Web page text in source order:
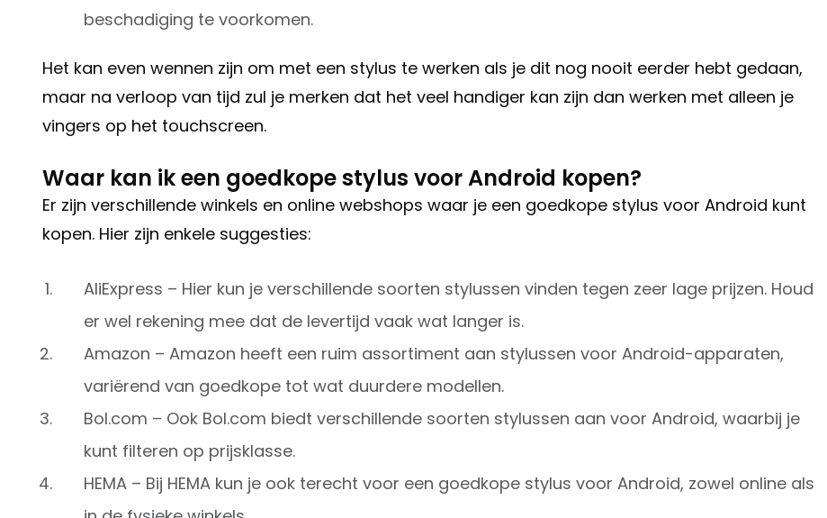
beschadiging te voorkomen.
Het kan even wennen zijn om met een stylus te werken als je dit nog nooit eerder hebt gedaan,
maar na verloop van tijd zul je merken dat het veel handiger kan zijn dan werken met alleen je
vingers op het touchscreen.
Waar kan ik een goedkope stylus voor Android kopen?
Er zijn verschillende winkels en online webshops waar je een goedkope stylus voor Android kunt
kopen. Hier zijn enkele suggesties:
AliExpress – Hier kun je verschillende soorten stylussen vinden tegen zeer lage prijzen. Houd
er wel rekening mee dat de levertijd vaak wat langer is.
Amazon – Amazon heeft een ruim assortiment aan stylussen voor Android-apparaten,
variërend van goedkope tot wat duurdere modellen.
Bol.com – Ook Bol.com biedt verschillende soorten stylussen aan voor Android, waarbij je
kunt filteren op prijsklasse.
HEMA – Bij HEMA kun je ook terecht voor een goedkope stylus voor Android, zowel online als